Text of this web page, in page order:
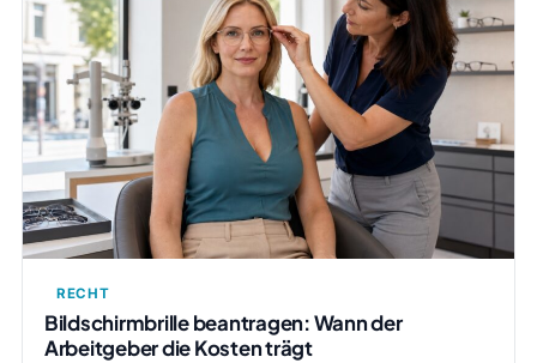
RECHT
Bildschirmbrille beantragen: Wann der
Arbeitgeber die Kosten trägt